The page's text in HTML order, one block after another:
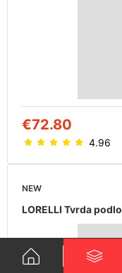
€72.80
4.96
NEW
LORELLI Tvrda